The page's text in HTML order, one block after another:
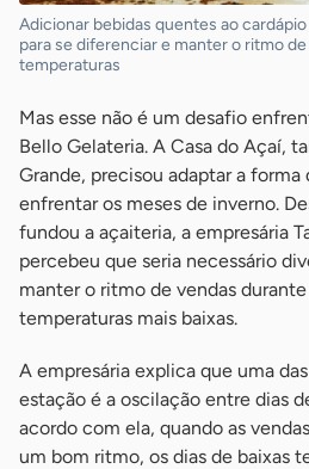
Adicionar bebidas quentes ao
para se diferenciar e manter o ritmo
temperaturas
Mas esse não é um desafio
Bello Gelateria. A Casa do Açaí,
Grande, precisou adaptar a forma
enfrentar os meses de inverno.
fundou a açaiteria, a empresária
percebeu que seria necessário
manter o ritmo de vendas
temperaturas mais baixas.
A empresária explica que uma
estação é a oscilação entre dias
acordo com ela, quando as
um bom ritmo, os dias de baixas